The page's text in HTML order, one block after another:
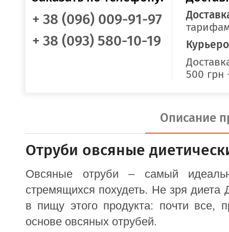
+ 38 (096) 009-91-97
+ 38 (093) 580-10-19
500
Описание
Отруби овсяные
Овсяные отруби – самый
стремящихся похудеть. Не зря
в пищу этого продукта: почти все,
основе овсяных отрубей.